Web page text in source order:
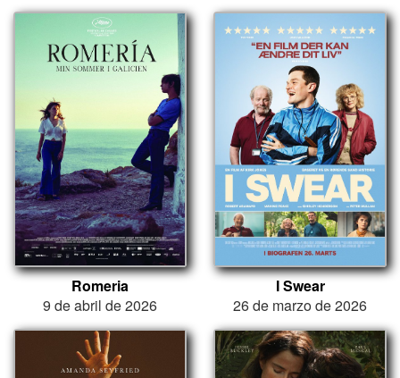
Romeria
9 de abril de 2026
I Swear
26 de marzo de 2026